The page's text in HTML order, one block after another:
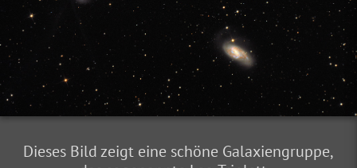
Dieses Bild zeigt eine schöne Galaxiengruppe,